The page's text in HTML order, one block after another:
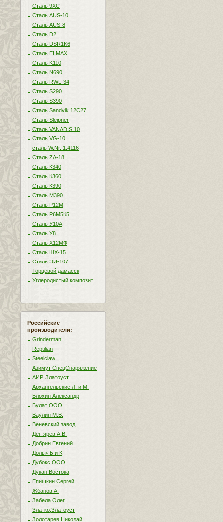
Сталь 9ХС
Сталь AUS-10
Сталь AUS-8
Сталь D2
Сталь DSR1K6
Сталь ELMAX
Сталь K110
Сталь N690
Сталь RWL-34
Сталь S290
Сталь S390
Сталь Sandvik 12C27
Сталь Sleipner
Сталь VANADIS 10
Сталь VG-10
сталь W.Nr. 1.4116
Сталь ZA-18
Сталь К340
Сталь К360
Сталь К390
Сталь М390
Сталь Р12М
Сталь Р6М5К5
Сталь У10А
Сталь У8
Сталь Х12МФ
Сталь ШХ-15
Сталь ЭИ-107
Торцевой дамасск
Углеродистый композит
Российские
производители:
Grinderman
Reptilian
Steelclaw
Азимут СпецСнаряжение
АИР, Златоуст
Архангельские Л. и М.
Блохин Александр
Булат ООО
Ваулин М.В.
Веневский завод
Дегтярев А.В.
Добрин Евгений
ДолычЪ и К
Дубокс ООО
Дукан Востока
Епишкин Сергей
Жбанов А.
Забела Олег
Златко,Златоуст
Золотарев Николай